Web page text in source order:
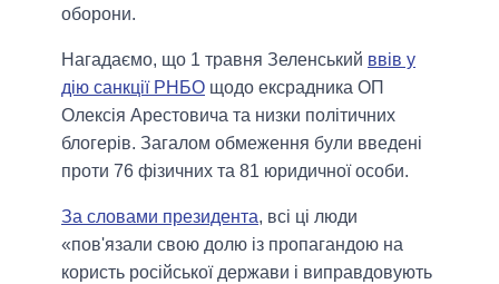
оборони.
Нагадаємо, що 1 травня Зеленський ввів у
дію санкції РНБО щодо ексрадника ОП
Олексія Арестовича та низки політичних
блогерів. Загалом обмеження були введені
проти 76 фізичних та 81 юридичної особи.
За словами президента, всі ці люди
«пов'язали свою долю із пропагандою на
користь російської держави і виправдовують